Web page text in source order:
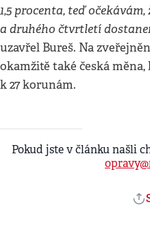
1,5 procenta, teď
a druhého čtvrtletí
uzavřel Bureš. Na
okamžitě také česká
k 27 korunám.
Pokud jste v článku našli